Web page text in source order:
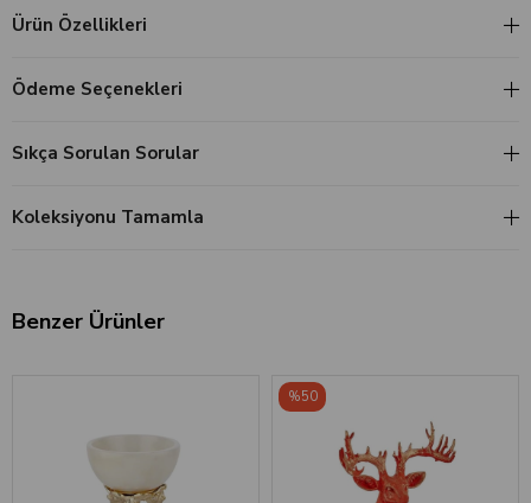
Ürün Özellikleri
Ödeme Seçenekleri
Sıkça Sorulan Sorular
Koleksiyonu Tamamla
Benzer Ürünler
%50